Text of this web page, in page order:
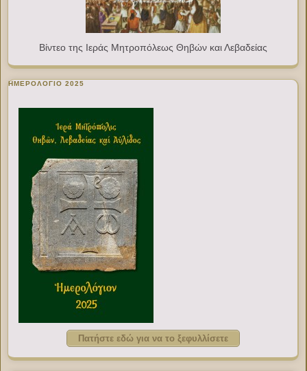
Βίντεο της Ιεράς Μητροπόλεως Θηβών και Λεβαδείας
ΗΜΕΡΟΛΟΓΙΟ 2025
Πατήστε εδώ για να το ξεφυλλίσετε